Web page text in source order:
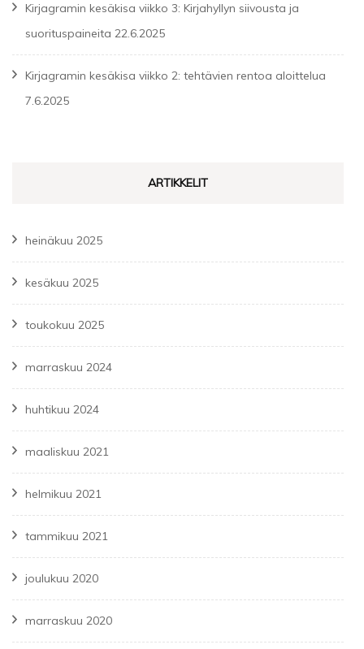
Kirjagramin kesäkisa viikko 3: Kirjahyllyn siivousta ja
suorituspaineita 22.6.2025
Kirjagramin kesäkisa viikko 2: tehtävien rentoa aloittelua
7.6.2025
ARTIKKELIT
heinäkuu 2025
kesäkuu 2025
toukokuu 2025
marraskuu 2024
huhtikuu 2024
maaliskuu 2021
helmikuu 2021
tammikuu 2021
joulukuu 2020
marraskuu 2020